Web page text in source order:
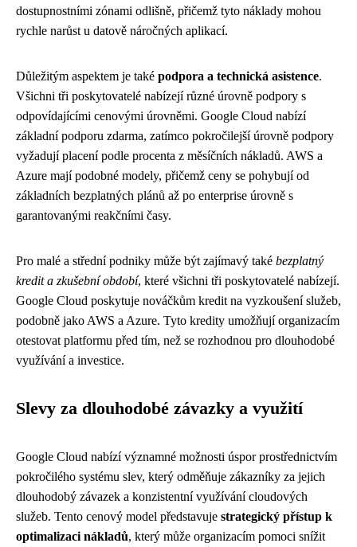
dostupnostními zónami odlišně, přičemž tyto náklady mohou
rychle narůst u datově náročných aplikací.
Důležitým aspektem je také podpora a technická asistence.
Všichni tři poskytovatelé nabízejí různé úrovně podpory s
odpovídajícími cenovými úrovněmi. Google Cloud nabízí
základní podporu zdarma, zatímco pokročilejší úrovně podpory
vyžadují placení podle procenta z měsíčních nákladů. AWS a
Azure mají podobné modely, přičemž ceny se pohybují od
základních bezplatných plánů až po enterprise úrovně s
garantovanými reakčními časy.
Pro malé a střední podniky může být zajímavý také bezplatný
kredit a zkušební období, které všichni tři poskytovatelé nabízejí.
Google Cloud poskytuje nováčkům kredit na vyzkoušení služeb,
podobně jako AWS a Azure. Tyto kredity umožňují organizacím
otestovat platformu před tím, než se rozhodnou pro dlouhodobé
využívání a investice.
Slevy za dlouhodobé závazky a využití
Google Cloud nabízí významné možnosti úspor prostřednictvím
pokročilého systému slev, který odměňuje zákazníky za jejich
dlouhodobý závazek a konzistentní využívání cloudových
služeb. Tento cenový model představuje strategický přístup k
optimalizaci nákladů, který může organizacím pomoci snížit